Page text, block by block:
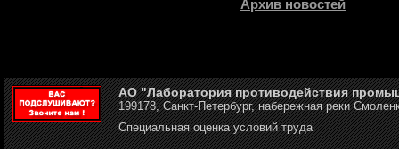
Архив новостей
АО "Лаборатория противодействия
199178, Санкт-Петербург, набережная реки
Специальная оценка условий труда